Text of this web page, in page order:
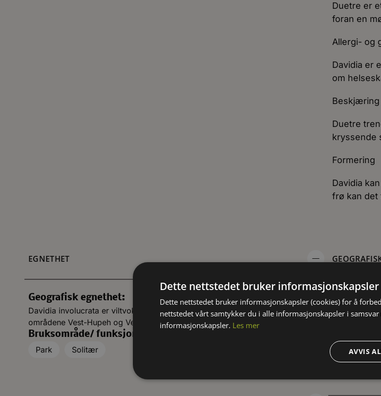
Duetre er
foran en
Allergi- og
Davidia er
om
Beskjæring
Duetre
kryssende
Formering
Davidia
frø kan det
EGNETHET
Geografisk egnethet:
Davidia involucrata er viltvoksende i vestre deler av Kina, nærmere bestemt i
områdene Vest-Hupeh og Vest-Szechuan.
Bruksområde/ funksjon:
Park
Solitær
Davidia
bestemt i
Dette nettstedet bruker informasjonskapsler
Dette nettstedet bruker informasjonskapsler (cookies) for å
nettstedet vårt samtykker du i alle informasjonskapsler i
informasjonskapsler. Les mer
AVVIS